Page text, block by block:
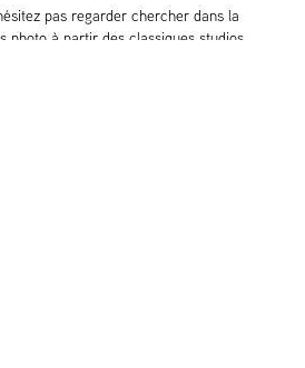
pas regarder chercher dans la
photo à partir des classiques studios